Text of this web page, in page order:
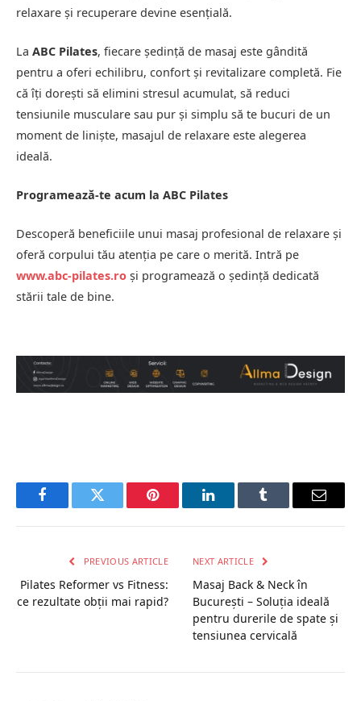
relaxare și recuperare devine esențială.
La ABC Pilates, fiecare ședință de masaj este gândită
pentru a oferi echilibru, confort și revitalizare completă. Fie
că îți dorești să elimini stresul acumulat, să reduci
tensiunile musculare sau pur și simplu să te bucuri de un
moment de liniște, masajul de relaxare este alegerea
ideală.
Programează-te acum la ABC Pilates
Descoperă beneficiile unui masaj profesional de relaxare și
oferă corpului tău atenția pe care o merită. Intră pe
www.abc-pilates.ro și programează o ședință dedicată
stării tale de bine.
FacebookTwitter Pinterest LinkedInTumblr Email
PREVIOUS ARTICLE
Pilates Reformer vs Fitness:
ce rezultate obții mai rapid?
NEXT ARTICLE
Masaj Back & Neck în
București – Soluția ideală
pentru durerile de spate și
tensiunea cervicală